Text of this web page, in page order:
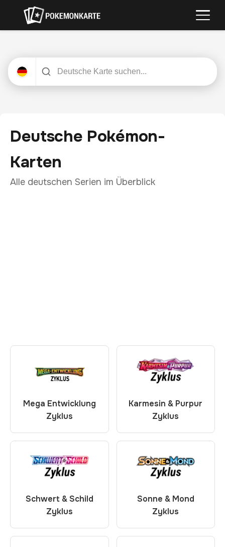
Deutsche Pokémon-
Karten
Alle deutschen Serien im Überblick
Mega Entwicklung
Zyklus
Karmesin & Purpur
Zyklus
Schwert & Schild
Zyklus
Sonne & Mond
Zyklus